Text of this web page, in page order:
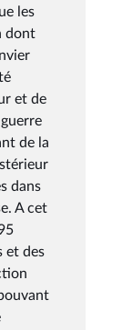
les
dont
et de
de la
dans
A cet
et des